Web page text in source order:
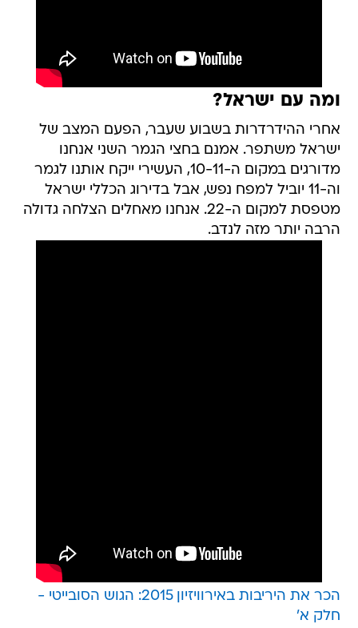
ומה עם ישראל?
אחרי ההידרדרות בשבוע שעבר, הפעם המצב של
ישראל משתפר. אמנם בחצי הגמר השני אנחנו
מדורגים במקום ה-10-11, העשירי ייקח אותנו לגמר
וה-11 יוביל למפח נפש, אבל בדירוג הכללי ישראל
מטפסת למקום ה-22. אנחנו מאחלים הצלחה גדולה
הרבה יותר מזה לנדב.
הכר את היריבות באירוויזיון 2015: הגוש הסובייטי -
חלק א'